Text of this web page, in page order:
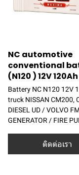
NC automotive
conventional
(N120 ) 12V 120Ah
Battery NC N120 12V
truck NISSAN CM200,
DIESEL UD / VOLVO
GENERATOR / FIRE
ติดต่อเรา